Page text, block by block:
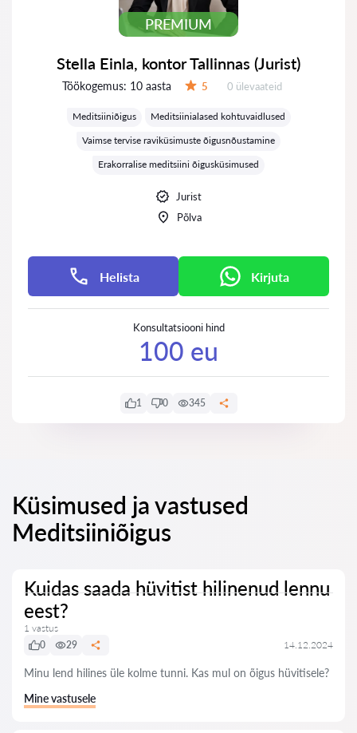
PREMIUM
Stella Einla, kontor Tallinnas (Jurist)
Töökogemus: 10 aasta 5 Ülevaateid:
0 ülevaateid
Meditsiiniõigus
Meditsiinialased kohtuvaidlused
Vaimse tervise raviküsimuste õigusnõustamine
Erakorralise meditsiini õigusküsimused
Jurist
Põlva
Helista Kirjuta
Konsultatsiooni hind
100 eu
1 0 345
Küsimused ja vastused
Meditsiiniõigus
Kuidas saada hüvitist hilinenud lennu
eest?
1 vastus
0
29 14.12.2024
Minu lend hilines üle kolme tunni. Kas mul on õigus hüvitisele?
Mine vastusele